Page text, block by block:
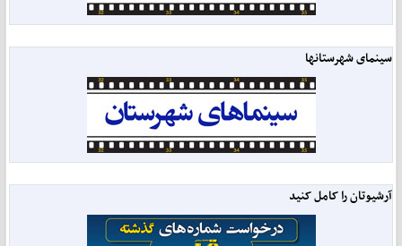
سینمای شهرستانها
آرشیوتان را کامل کنید